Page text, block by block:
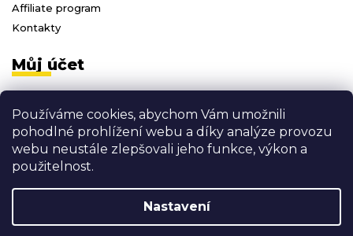
Používáme cookies, abychom Vám umožnili
pohodlné prohlížení webu a díky analýze provozu
webu neustále zlepšovali jeho funkce, výkon a
použitelnost.
Nastavení
Affiliate program
Kontakty
Můj účet
Registrace
Moje objednávky
Odhlásit se
Vytvořil Shoptet